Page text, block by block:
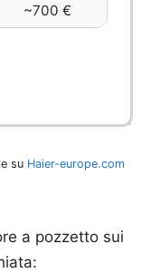
~700 €
su Haier-europe.com
a pozzetto sui